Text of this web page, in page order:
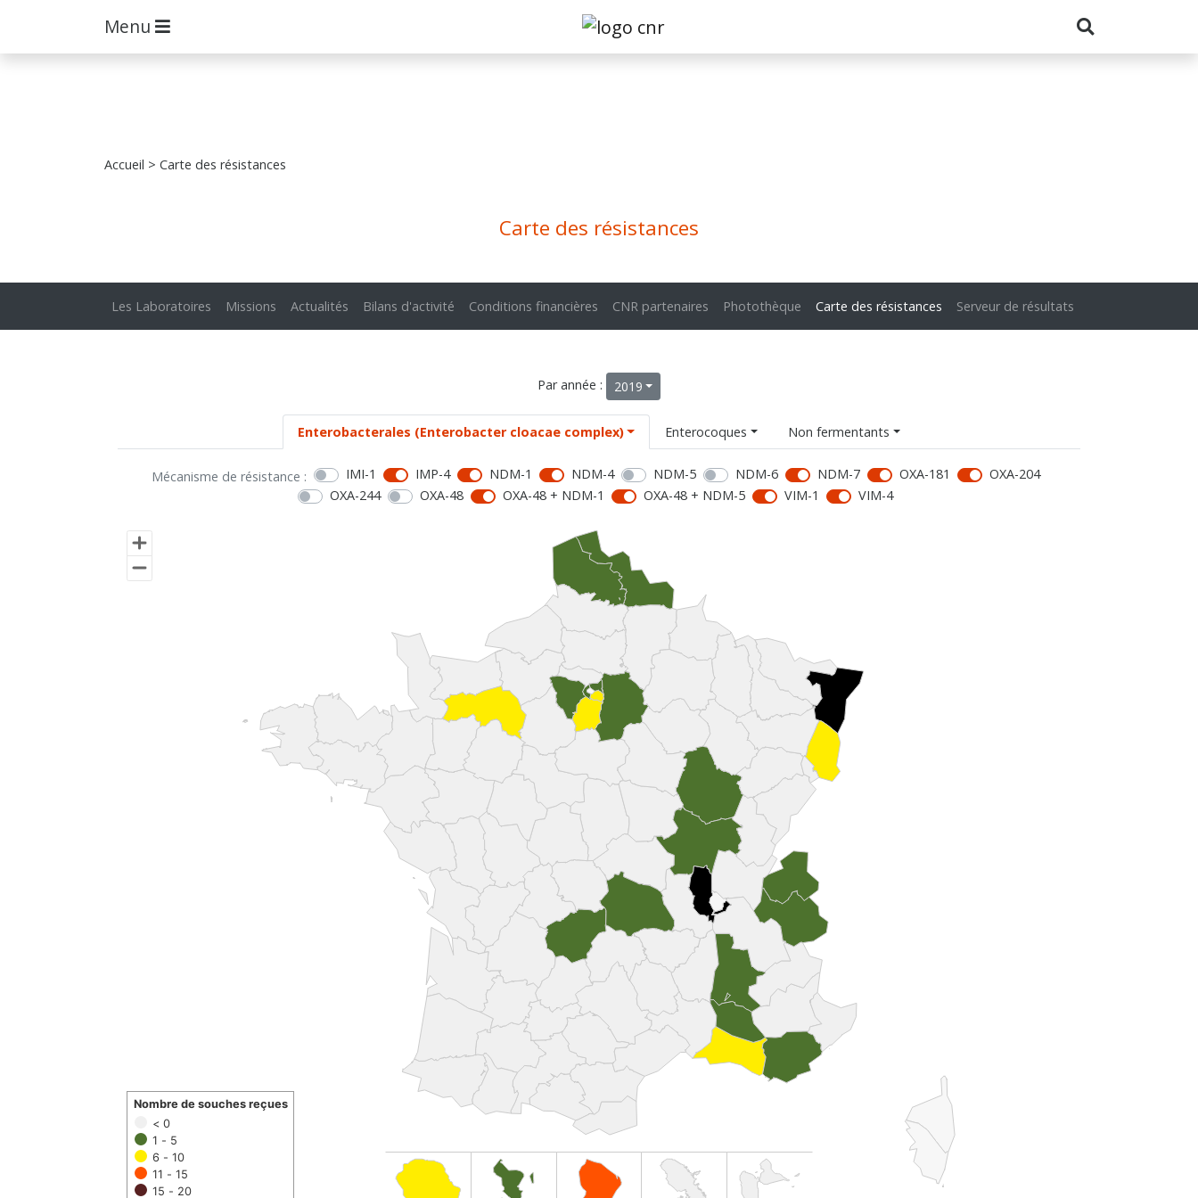
Menu
Accueil > Carte des résistances
Carte des résistances
Les Laboratoires Missions Actualités Bilans d'activité Conditions financières CNR partenaires Photothèque Carte des résistances Serveur de résultats
Par année : 2019
Enterobacterales (Enterobacter cloacae complex) Enterocoques Non fermentants
Mécanisme de résistance : IMI-1 IMP-4 NDM-1 NDM-4 NDM-5 NDM-6 NDM-7 OXA-181
OXA-204
OXA-244
OXA-48 OXA-48 + NDM-1 OXA-48 + NDM-5 VIM-1 VIM-4
< 0
1 - 5
6 - 10
11 - 15
15 - 20
Nombre de souches reçues